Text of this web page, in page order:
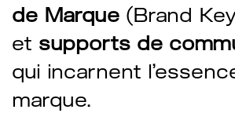
de Marque (Brand
et supports de
qui incarnent
marque.